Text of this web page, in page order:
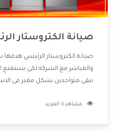
صيانة الكتروستار
صيانة الكتروستار الرئيسي
والمباشر مع الشركة لكى يستمتع
نبقى متواجدين بشكل مميز فى
الشركة بها والتى تكون منها خدمة
مشاهدة المزيد